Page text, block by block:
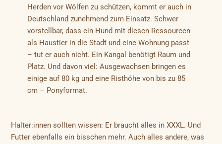
Herden vor Wölfen zu schützen, kommt er auch in
Deutschland zunehmend zum Einsatz. Schwer
vorstellbar, dass ein Hund mit diesen Ressourcen
als Haustier in die Stadt und eine Wohnung passt
– tut er auch nicht. Ein Kangal benötigt Raum und
Platz. Und davon viel: Ausgewachsen bringen es
einige auf 80 kg und eine Risthöhe von bis zu 85
cm – Ponyformat.
Halter:innen sollten wissen: Er braucht alles in XXXL. Und
Futter ebenfalls ein bisschen mehr. Auch alles andere, was